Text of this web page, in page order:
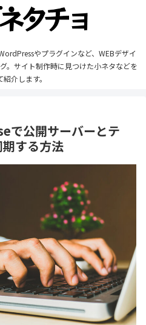
やプラグインなど、WEBデザイ
。サイト制作時に見つけた小ネタなどを
紹介します。
で公開サーバーとテ
する方法